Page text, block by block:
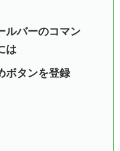
ルバーのコマン
は
ボタンを登録